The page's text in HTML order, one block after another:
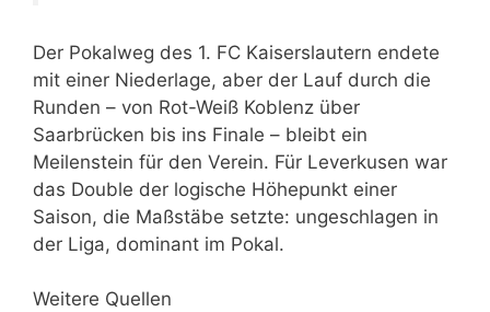
Der Pokalweg des 1. FC Kaiserslautern endete
mit einer Niederlage, aber der Lauf durch die
Runden – von Rot-Weiß Koblenz über
Saarbrücken bis ins Finale – bleibt ein
Meilenstein für den Verein. Für Leverkusen war
das Double der logische Höhepunkt einer
Saison, die Maßstäbe setzte: ungeschlagen in
der Liga, dominant im Pokal.
Weitere Quellen